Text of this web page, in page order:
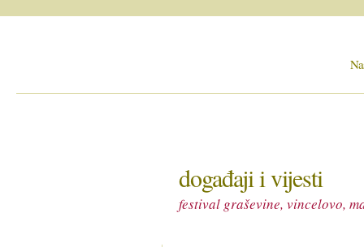
događaji i vijesti
festival graševine, vincelovo,